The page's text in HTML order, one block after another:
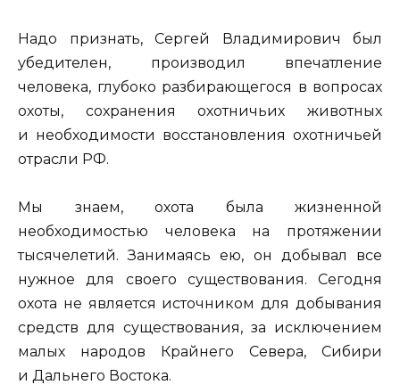
Надо признать, Сергей Владимирович был
убедителен, производил впечатление
человека, глубоко разбирающегося в вопросах
охоты, сохранения охотничьих животных
и необходимости восстановления охотничьей
отрасли РФ.
Мы знаем, охота была жизненной
необходимостью человека на протяжении
тысячелетий. Занимаясь ею, он добывал все
нужное для своего существования. Сегодня
охота не является источником для добывания
средств для существования, за исключением
малых народов Крайнего Севера, Сибири
и Дальнего Востока.